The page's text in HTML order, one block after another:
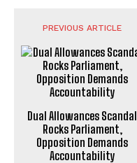
PREVIOUS ARTICLE
Dual Allowances Scandal
Rocks Parliament,
Opposition Demands
Accountability